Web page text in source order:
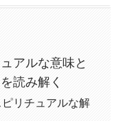
アルな意味と
読み解く
リチュアルな解